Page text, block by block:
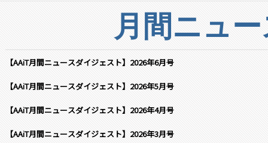
月間ニュ
【AAiT月間ニュースダイジェスト】2026年6月号
【AAiT月間ニュースダイジェスト】2026年5月号
【AAiT月間ニュースダイジェスト】2026年4月号
【AAiT月間ニュースダイジェスト】2026年3月号